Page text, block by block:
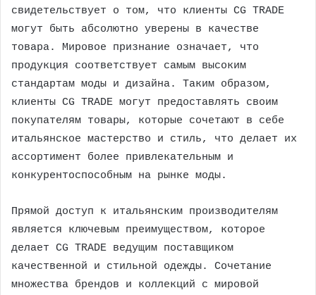
свидетельствует о том, что клиенты CG TRADE
могут быть абсолютно уверены в качестве
товара. Мировое признание означает, что
продукция соответствует самым высоким
стандартам моды и дизайна. Таким образом,
клиенты CG TRADE могут предоставлять своим
покупателям товары, которые сочетают в себе
итальянское мастерство и стиль, что делает их
ассортимент более привлекательным и
конкурентоспособным на рынке моды.
Прямой доступ к итальянским производителям
является ключевым преимуществом, которое
делает CG TRADE ведущим поставщиком
качественной и стильной одежды. Сочетание
множества брендов и коллекций с мировой